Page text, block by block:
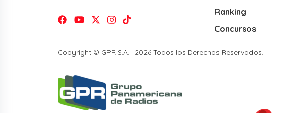
Ranking
Concursos
Copyright © GPR S.A. | 2026 Todos los Derechos Reservados.